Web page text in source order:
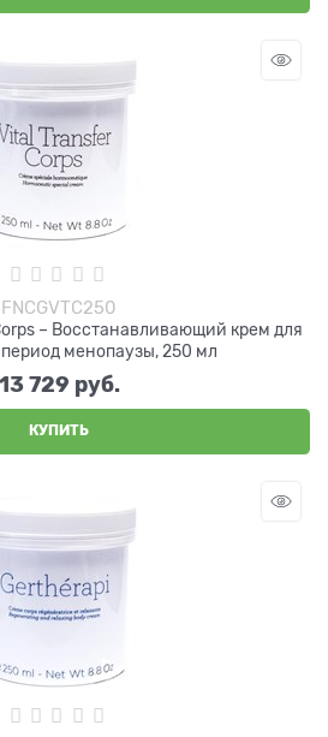
FNCGVTC250
– Восстанавливающий крем для
менопаузы, 250 мл
13 729 руб.
КУПИТЬ